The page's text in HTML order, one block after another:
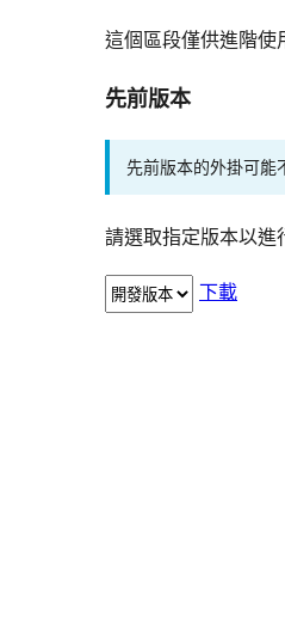
這個區段僅供進階使
先前版本
先前版本的外掛可能
請選取指定版本以進
下載